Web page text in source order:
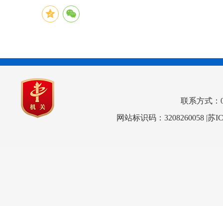
联系方式：
网站标识码：3208260058 |苏